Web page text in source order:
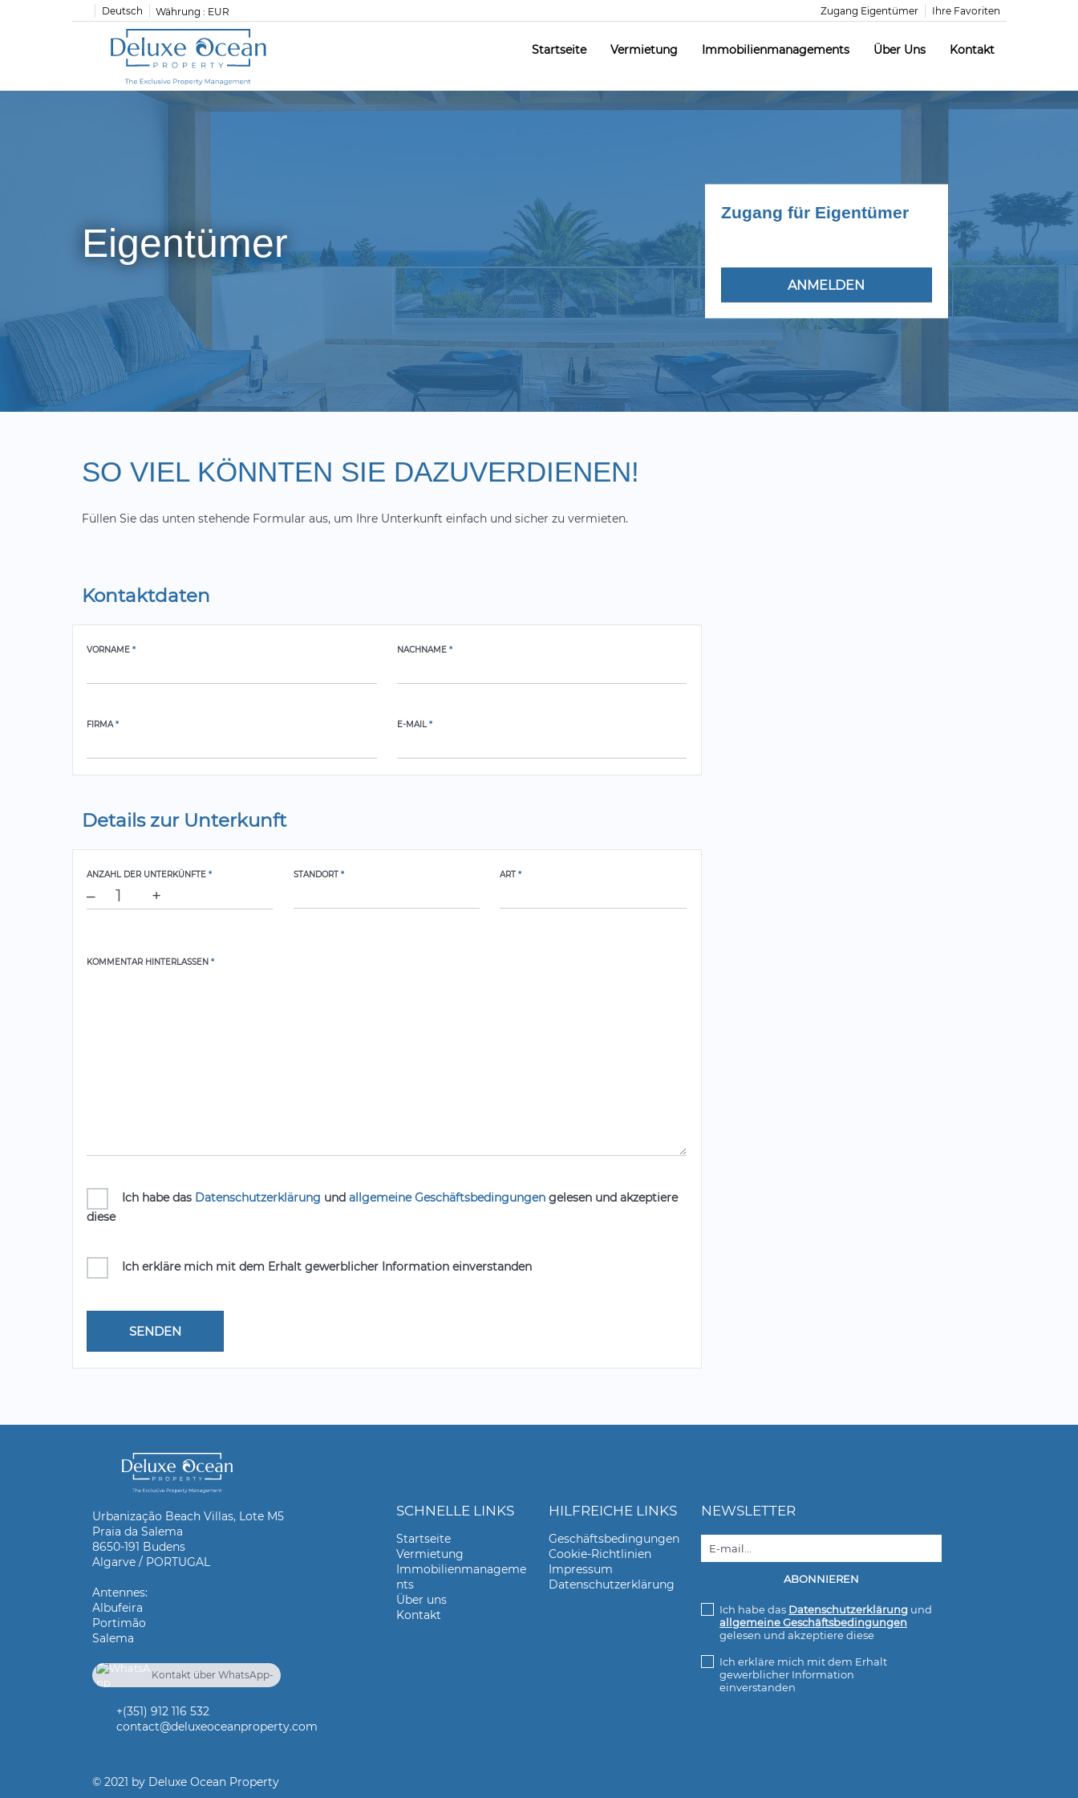
Deutsch Währung : EUR Ihre Favoriten
Zugang Eigentümer
Startseite Vermietung Immobilienmanagements Über Uns Kontakt
Eigentümer
Zugang für Eigentümer
SO VIEL KÖNNTEN SIE DAZUVERDIENEN!
Füllen Sie das unten stehende Formular aus, um Ihre Unterkunft einfach und sicher zu vermieten.
Kontaktdaten
VORNAME * NACHNAME *
FIRMA* E-MAIL*
Details zur Unterkunft
ANZAHL DER UNTERKÜNFTE *
– +
STANDORT * ART*
KOMMENTAR HINTERLASSEN *
Ich habe das Datenschutzerklärung und allgemeine Geschäftsbedingungen gelesen und akzeptiere
diese
Ich erkläre mich mit dem Erhalt gewerblicher Information einverstanden
Urbanização Beach Villas, Lote M5
Praia da Salema
8650-191 Budens
Algarve / PORTUGAL
Antennes:
Albufeira
Portimão
Salema
Kontakt über WhatsApp-
Chat
+(351) 912 116 532
contact@deluxeoceanproperty.com
© 2021 by Deluxe Ocean Property
SCHNELLE LINKS
Startseite
Vermietung
Immobilienmanageme
nts
Über uns
Kontakt
HILFREICHE LINKS
Geschäftsbedingungen
Cookie-Richtlinien
Impressum
Datenschutzerklärung
NEWSLETTER
Ich habe das Datenschutzerklärungund
allgemeine Geschäftsbedingungen
gelesen und akzeptiere diese
Ich erkläre mich mit dem Erhalt
gewerblicher Information
einverstanden